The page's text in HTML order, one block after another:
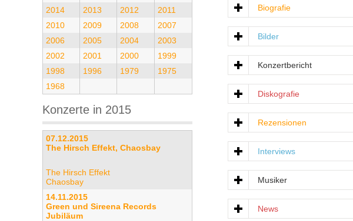
2014
2013 2012
2011
2010
2009 2008
2007
2006
2005 2004
2003
2002
2001 2000
1999
1998
1996 1979
1975
1968
Konzerte in 2015
07.12.2015
The Hirsch Effekt, Chaosbay
The Hirsch Effekt
Chaosbay
14.11.2015
Green und Sireena Records
Jubiläum
Biografie
Bilder
Konzertbericht
Diskografie
Rezensionen
Interviews
Musiker
News